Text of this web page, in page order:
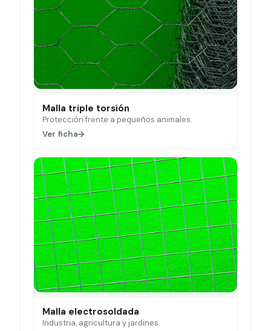
Malla triple torsión
Protección frente a pequeños animales.
Ver ficha
Malla electrosoldada
Industria, agricultura y jardines.